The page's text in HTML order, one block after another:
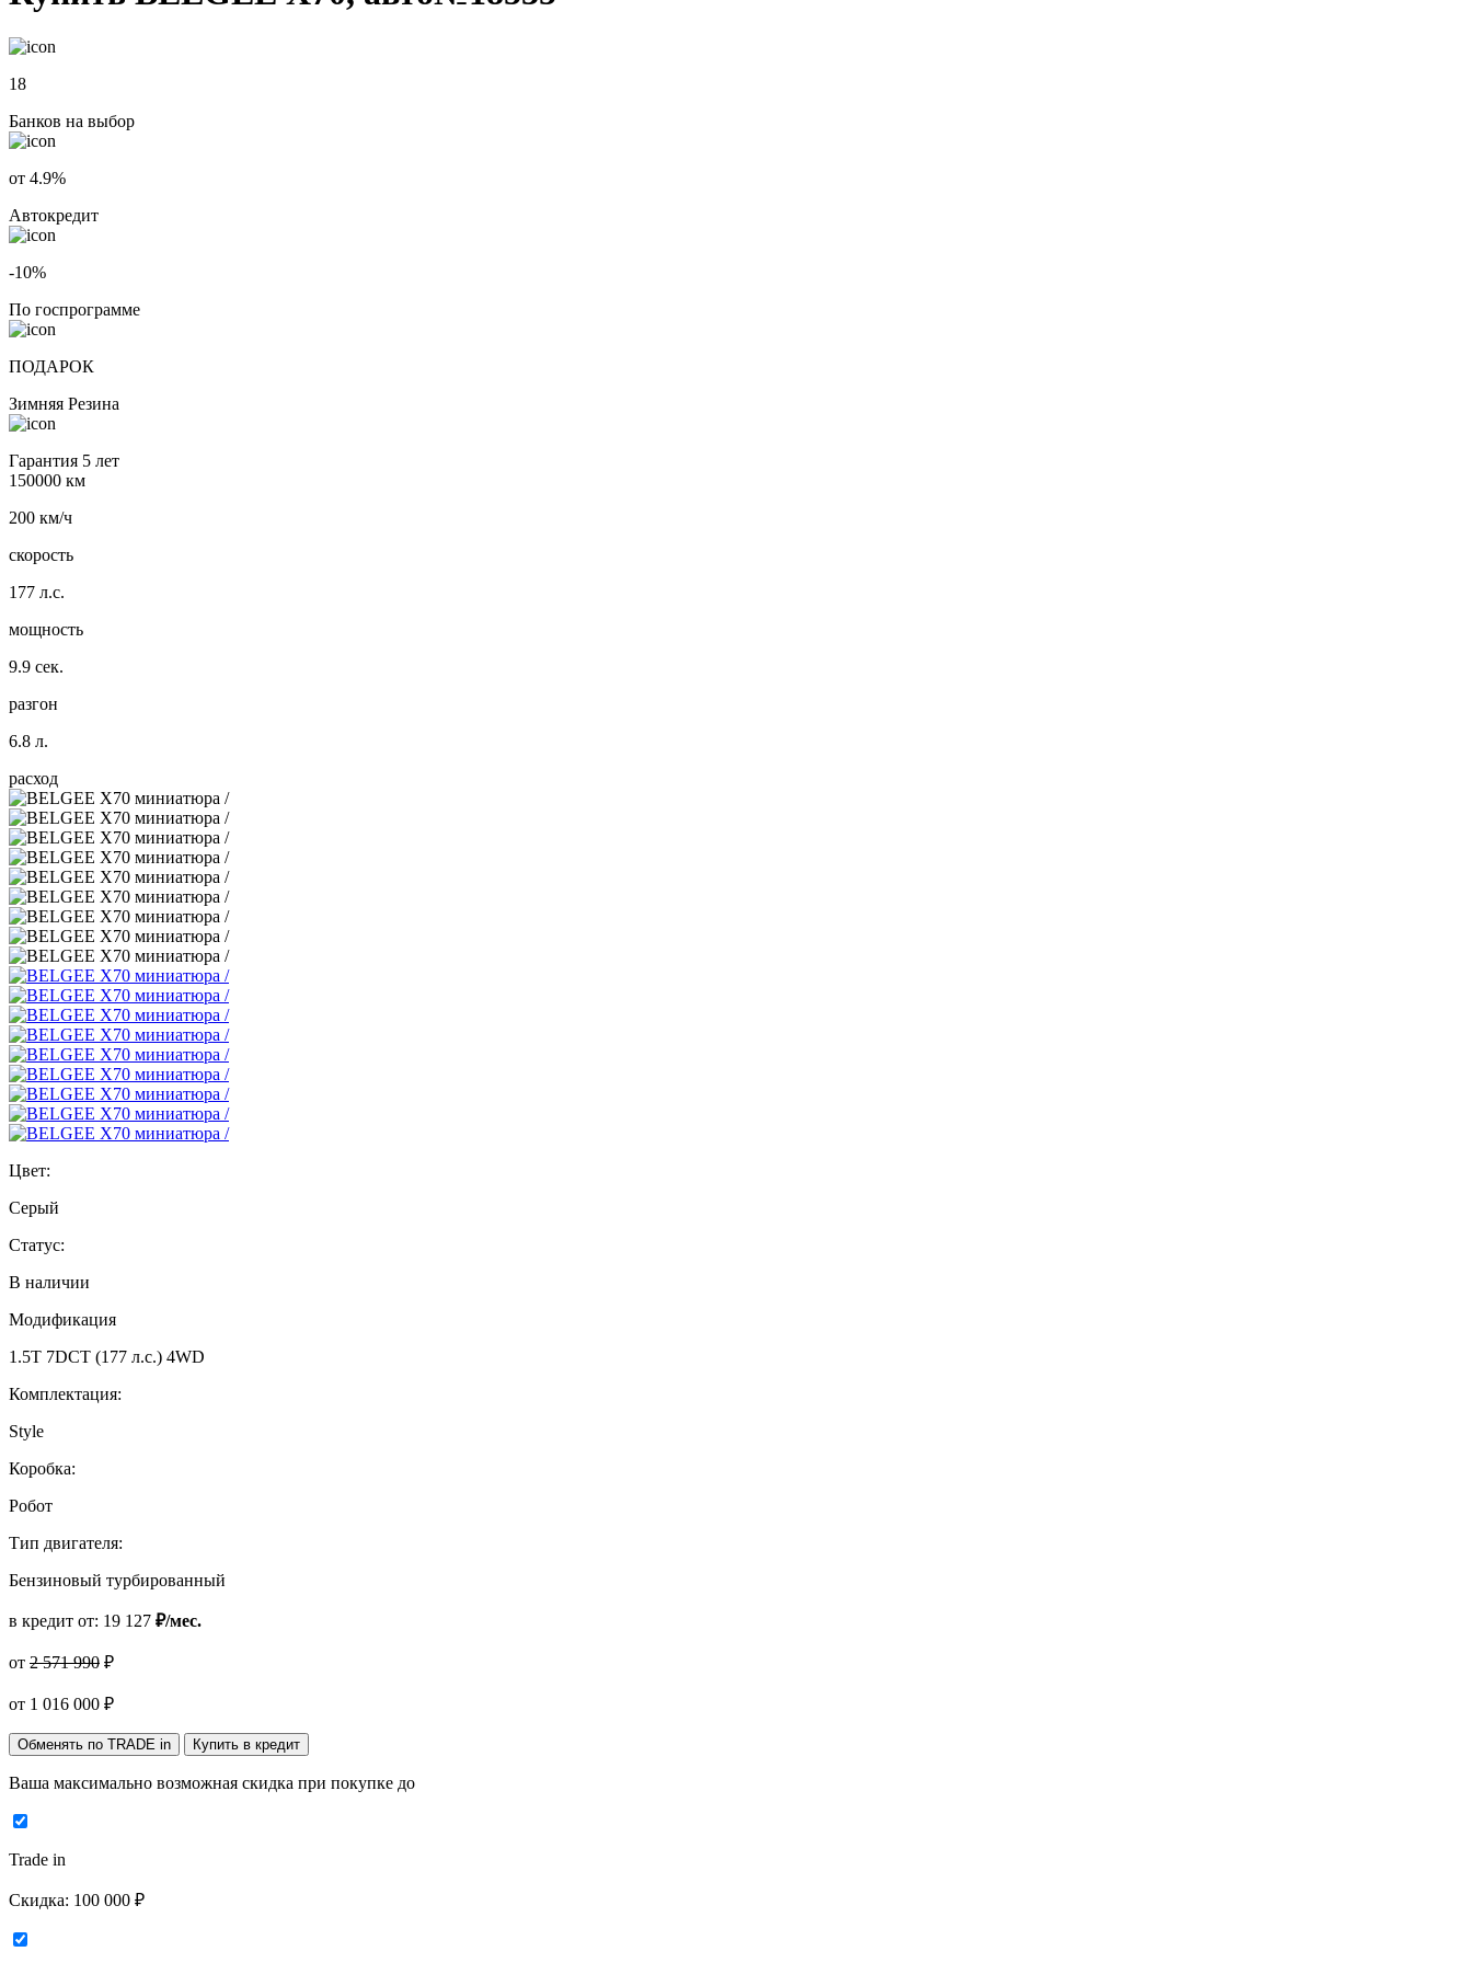
18
Банков на выбор
от 4.9%
Автокредит
-10%
По госпрограмме
ПОДАРОК
Зимняя Резина
Гарантия 5 лет
150000 км
200 км/ч
скорость
177 л.с.
мощность
9.9 сек.
разгон
6.8 л.
расход
Цвет:
Серый
Статус:
В наличии
Модификация
1.5T 7DCT (177 л.с.) 4WD
Комплектация:
Style
Коробка:
Робот
Тип двигателя:
Бензиновый турбированный
в кредит от: 19 127 ₽/мес.
от 2 571 990 ₽
от 1 016 000 ₽
Обменять по TRADE in Купить в кредит
Ваша максимально возможная скидка при покупке до
Trade in
Скидка: 100 000 ₽